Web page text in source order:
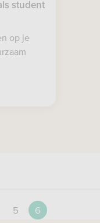
student
op je
5 6